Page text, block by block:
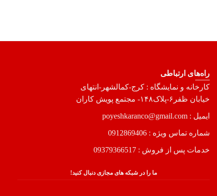
راه‌های ارتباطی
کارخانه و نمایشگاه : کرج-کمالشهر-انتهای
خیابان ظفر۶-پلاک۱۴۸- مجتمع پویش کاران
ایمیل : poyeshkaranco@gmail.com
شماره تماس ویژه : 0912869406
خدمات پس از فروش : 09379366517
ما را در شبکه های مجازی دنبال کنید!